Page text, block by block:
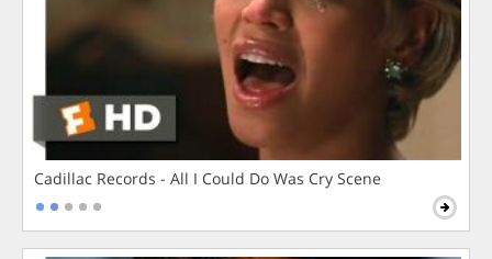
Cadillac Records - All I Could Do Was Cry Scene